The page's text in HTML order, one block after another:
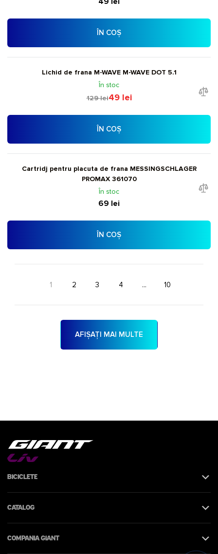
ÎN COȘ
Lichid de frana M-WAVE M-WAVE DOT 5.1
În stoc
129 lei49 lei
ÎN COȘ
Cartridj pentru placuta de frana MESSINGSCHLAGER
PROMAX 361070
În stoc
69 lei
ÎN COȘ
1 2 3 4 ... 10
AFIȘAȚI MAI MULTE
Biciclete
Catalog
Compania Giant